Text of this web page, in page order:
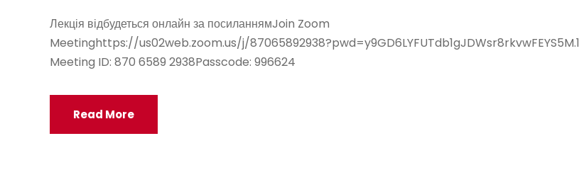
Лекція відбудеться онлайн за посиланнямJoin Zoom
Meetinghttps://us02web.zoom.us/j/87065892938?pwd=y9GD6LYFUTdb1gJDWsr8rkvwFEYS5M.1
Meeting ID: 870 6589 2938Passcode: 996624
Read More
Увійти
Стрічка записів
Стрічка коментарів
Червень 2026